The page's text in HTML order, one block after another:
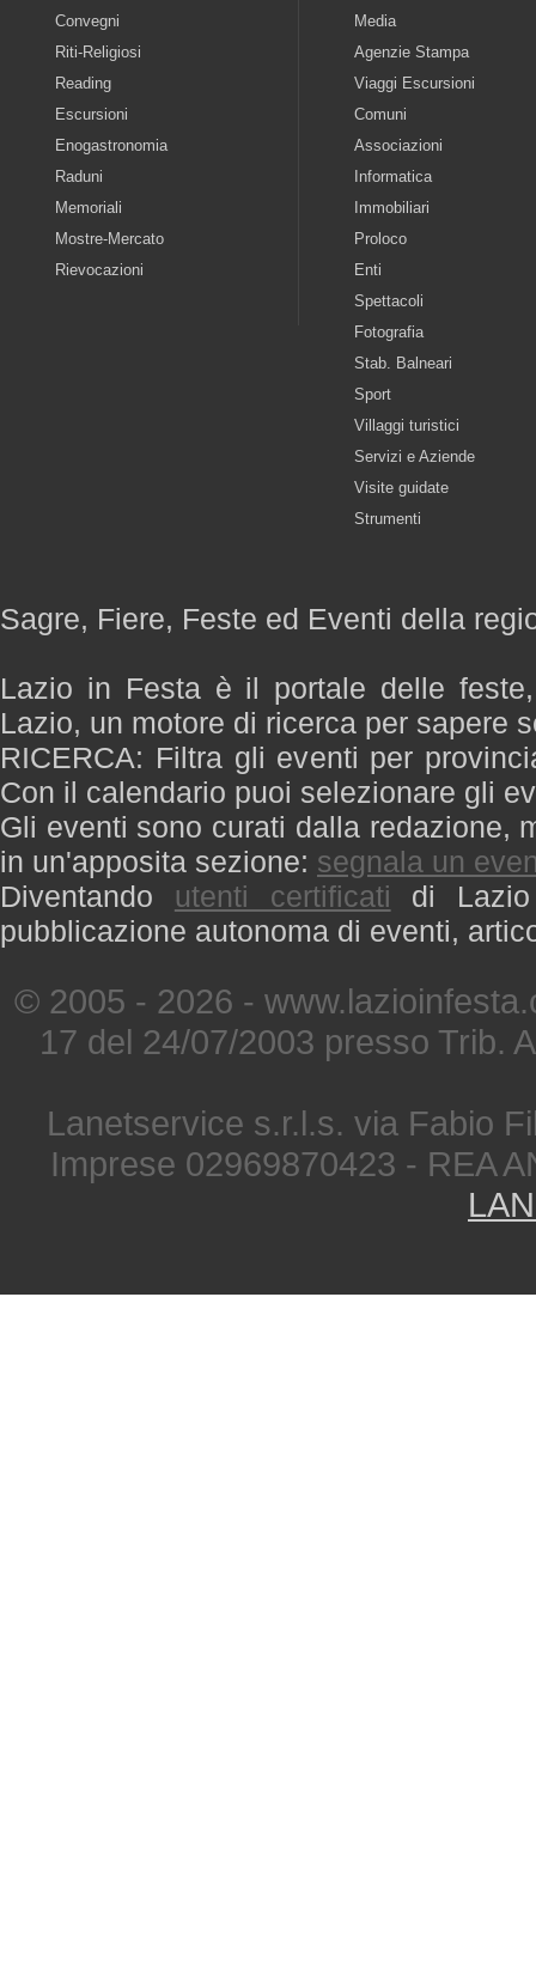
Convegni
Riti-Religiosi
Reading
Escursioni
Enogastronomia
Raduni
Memoriali
Mostre-Mercato
Rievocazioni
Media
Agenzie Stampa
Viaggi Escursioni
Comuni
Associazioni
Informatica
Immobiliari
Proloco
Enti
Spettacoli
Fotografia
Stab. Balneari
Sport
Villaggi turistici
Servizi e Aziende
Visite guidate
Strumenti
Sagre, Fiere, Feste ed Eventi della
Lazio in Festa è il portale delle
Lazio, un motore di ricerca per sapere
RICERCA: Filtra gli eventi per
Con il calendario puoi selezionare gli
Gli eventi sono curati dalla redazione,
in un'apposita sezione: segnala un
Diventando utenti certificati di
pubblicazione autonoma di eventi,
© 2005 - 2026 -
17 del 24/07/2003 presso Trib.
Lanetservice s.r.l.s. via Fabio
Imprese 02969870423 - REA